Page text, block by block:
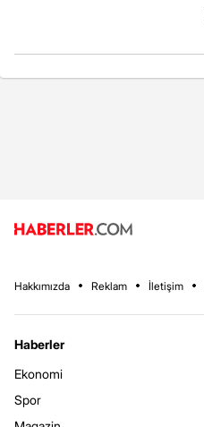
Hakkımızda Reklam İletişim
Haberler
Ekonomi
Spor